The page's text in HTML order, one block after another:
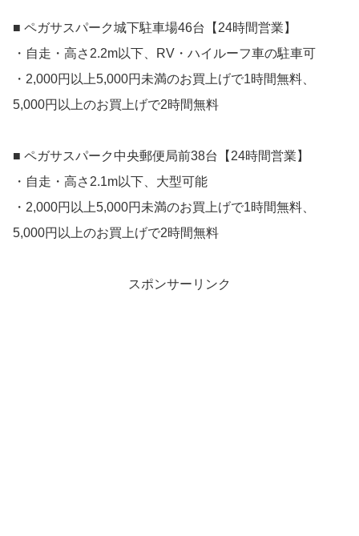
■ ペガサスパーク城下駐車場46台【24時間営業】
・自走・高さ2.2m以下、RV・ハイルーフ車の駐車可
・2,000円以上5,000円未満のお買上げで1時間無料、
5,000円以上のお買上げで2時間無料
■ ペガサスパーク中央郵便局前38台【24時間営業】
・自走・高さ2.1m以下、大型可能
・2,000円以上5,000円未満のお買上げで1時間無料、
5,000円以上のお買上げで2時間無料
スポンサーリンク